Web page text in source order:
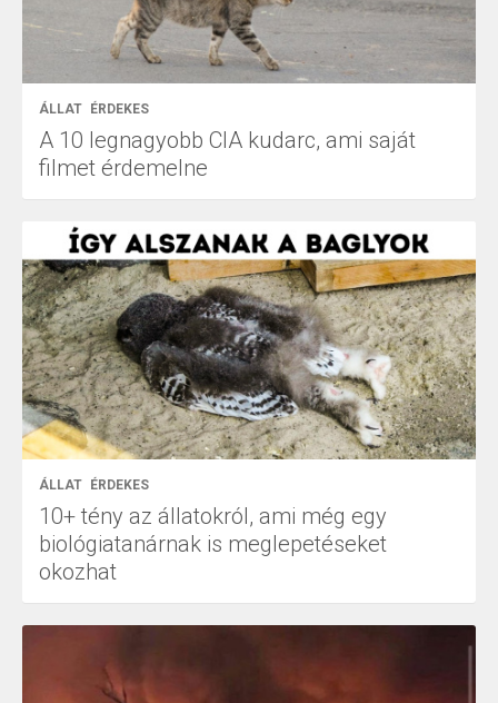
ÁLLAT ÉRDEKES
A 10 legnagyobb CIA kudarc, ami saját
filmet érdemelne
ÁLLAT ÉRDEKES
10+ tény az állatokról, ami még egy
biológiatanárnak is meglepetéseket
okozhat